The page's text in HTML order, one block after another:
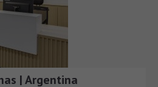
| Argentina